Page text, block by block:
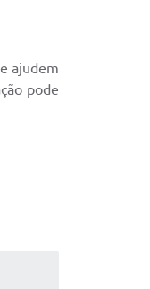
ajudem
pode